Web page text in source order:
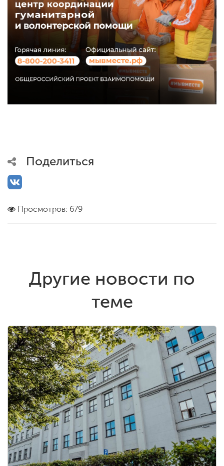
Поделиться
Просмотров: 679
Другие новости по
теме